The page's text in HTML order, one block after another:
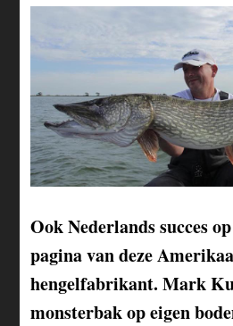
Ook Nederlands succes
pagina van deze
hengelfabrikant. Mark
monsterbak op eigen